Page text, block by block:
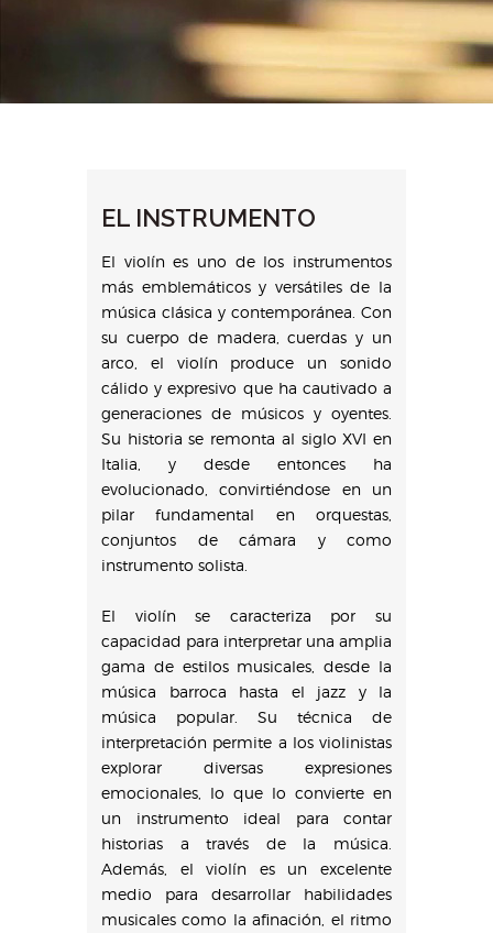
EL INSTRUMENTO
El violín es uno de los instrumentos
más emblemáticos y versátiles de la
música clásica y contemporánea. Con
su cuerpo de madera, cuerdas y un
arco, el violín produce un sonido
cálido y expresivo que ha cautivado a
generaciones de músicos y oyentes.
Su historia se remonta al siglo XVI en
Italia, y desde entonces ha
evolucionado, convirtiéndose en un
pilar fundamental en orquestas,
conjuntos de cámara y como
instrumento solista.
El violín se caracteriza por su
capacidad para interpretar una amplia
gama de estilos musicales, desde la
música barroca hasta el jazz y la
música popular. Su técnica de
interpretación permite a los violinistas
explorar diversas expresiones
emocionales, lo que lo convierte en
un instrumento ideal para contar
historias a través de la música.
Además, el violín es un excelente
medio para desarrollar habilidades
musicales como la afinación, el ritmo